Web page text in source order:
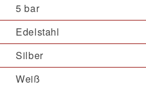
5 bar
Edelstahl
Silber
Weiß